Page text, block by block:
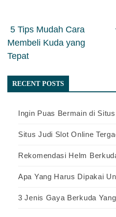
5 Tips Mudah Cara
Membeli Kuda yang
Tepat
RECENT POSTS
Ingin Puas Bermain di
Situs Judi Slot Online
Rekomendasi Helm
Apa Yang Harus Dipakai
3 Jenis Gaya Berkuda